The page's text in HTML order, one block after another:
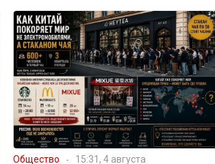
Общество 15:31, 4 августа